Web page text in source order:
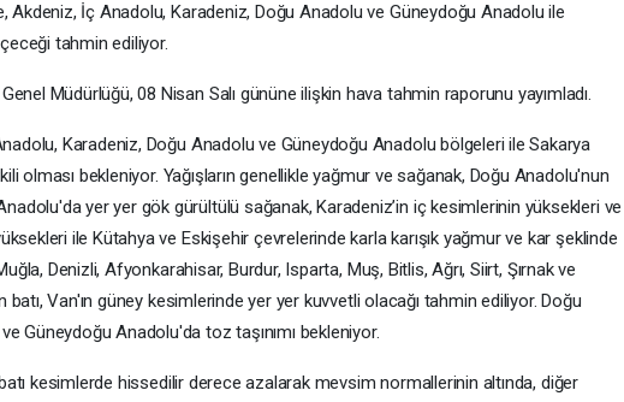
Akdeniz, İç Anadolu, Karadeniz, Doğu Anadolu ve Güneydoğu Anadolu ile
tahmin ediliyor.
Müdürlüğü, 08 Nisan Salı gününe ilişkin hava tahmin raporunu yayımladı.
Karadeniz, Doğu Anadolu ve Güneydoğu Anadolu bölgeleri ile Sakarya
olması bekleniyor. Yağışların genellikle yağmur ve sağanak, Doğu Anadolu'nun
yer yer gök gürültülü sağanak, Karadeniz’in iç kesimlerinin yüksekleri ve
ile Kütahya ve Eskişehir çevrelerinde karla karışık yağmur ve kar şeklinde
Denizli, Afyonkarahisar, Burdur, Isparta, Muş, Bitlis, Ağrı, Siirt, Şırnak ve
batı, Van'ın güney kesimlerinde yer yer kuvvetli olacağı tahmin ediliyor. Doğu
Güneydoğu Anadolu'da toz taşınımı bekleniyor.
batı kesimlerde hissedilir derece azalarak mevsim normallerinin altında, diğer